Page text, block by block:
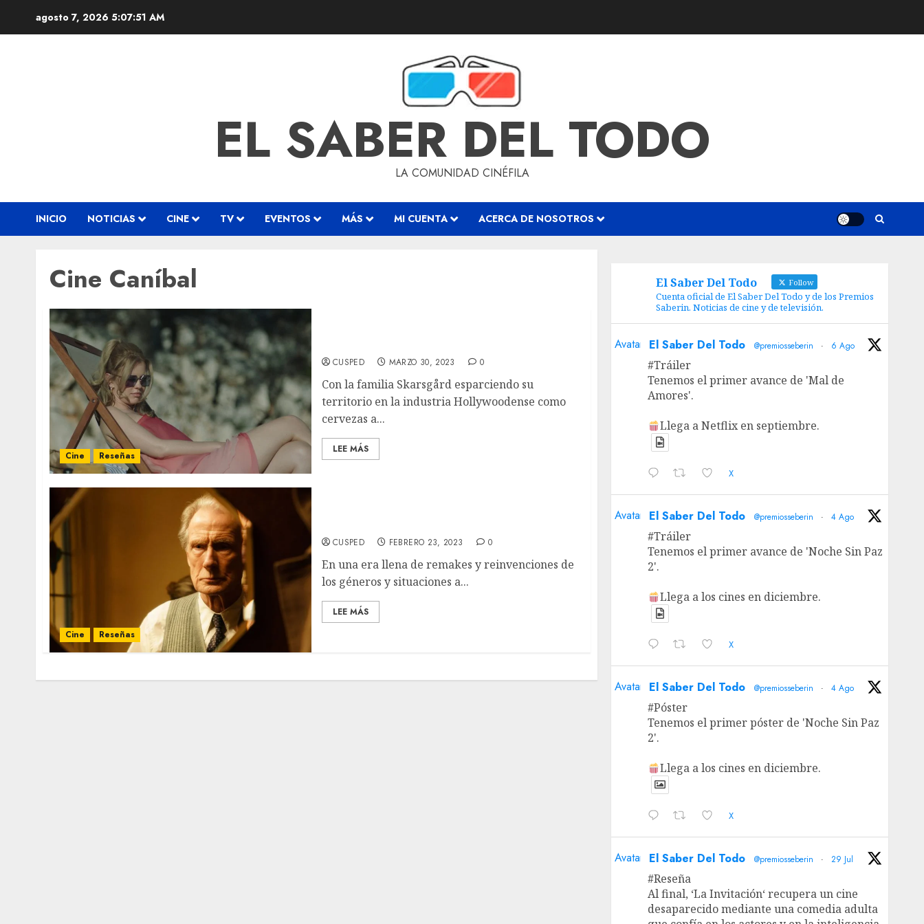
agosto 7, 2026 5:07:51 AM
EL SABER DEL TODO
LA COMUNIDAD CINÉFILA
INICIO NOTICIAS CINE TV EVENTOS MÁS MI CUENTA ACERCA DE NOSOTROS
Cine Caníbal
Cine Reseñas
CUSPED MARZO 30, 2023 0
Con la familia Skarsgård esparciendo su
territorio en la industria Hollywoodense como
cervezas a...
LEE MÁS
Cine Reseñas
CUSPED FEBRERO 23, 2023 0
En una era llena de remakes y reinvenciones de
los géneros y situaciones a...
LEE MÁS
El Saber Del Todo Follow
Cuenta oficial de El Saber Del Todo y de los Premios
Saberin. Noticias de cine y de televisión.
Avatar El Saber Del Todo @premiosseberin · 6 Ago
#Tráiler
Tenemos el primer avance de 'Mal de
Amores'.
Llega a Netflix en septiembre.
X
Avatar El Saber Del Todo @premiosseberin · 4 Ago
#Tráiler
Tenemos el primer avance de 'Noche Sin Paz
2'.
Llega a los cines en diciembre.
X
Avatar El Saber Del Todo @premiosseberin · 4 Ago
#Póster
Tenemos el primer póster de 'Noche Sin Paz
2'.
Llega a los cines en diciembre.
X
Avatar El Saber Del Todo @premiosseberin · 29 Jul
#Reseña
Al final, ‘La Invitación‘ recupera un cine
desaparecido mediante una comedia adulta